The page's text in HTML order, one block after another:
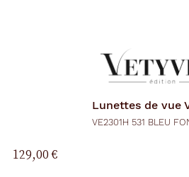
Lunettes de vue
VE2301H 531 BLEU
129,00 €